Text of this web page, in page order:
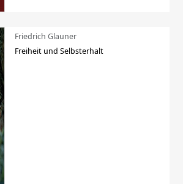
Friedrich Glauner
Freiheit und Selbsterhalt